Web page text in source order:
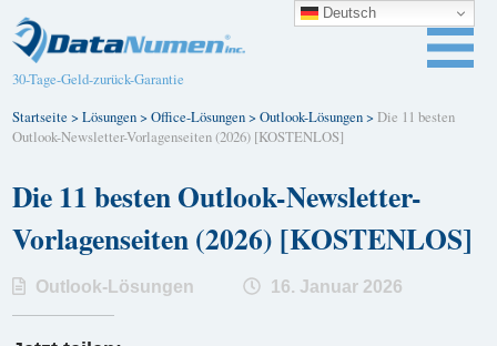
30-Tage-Geld-zurück-Garantie
Startseite >Lösungen>Office-Lösungen>Outlook-Lösungen>Die 11 besten
Outlook-Newsletter-Vorlagenseiten (2026) [KOSTENLOS]
Die 11 besten Outlook-Newsletter-
Vorlagenseiten (2026) [KOSTENLOS]
Outlook-Lösungen 16. Januar 2026
Deutsch